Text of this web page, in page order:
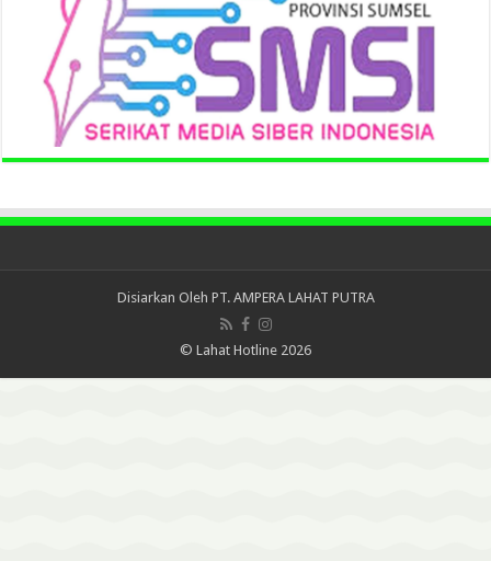
Disiarkan Oleh PT. AMPERA LAHAT PUTRA
© Lahat Hotline 2026